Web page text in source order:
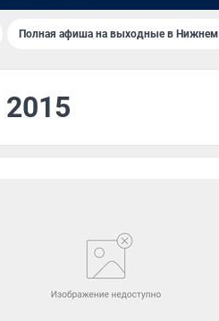
Полная афиша на выходные в Нижнем